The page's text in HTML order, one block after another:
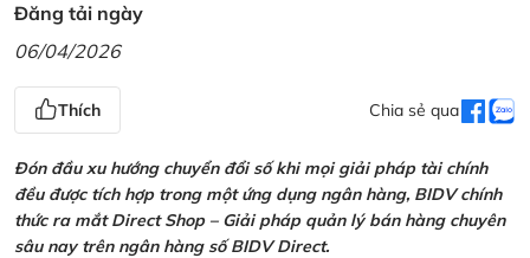
Đăng tải ngày
06/04/2026
Thích Chia sẻ qua
Đón đầu xu hướng chuyển đổi số khi mọi giải pháp tài chính
đều được tích hợp trong một ứng dụng ngân hàng, BIDV chính
thức ra mắt Direct Shop – Giải pháp quản lý bán hàng chuyên
sâu nay trên ngân hàng số BIDV Direct.